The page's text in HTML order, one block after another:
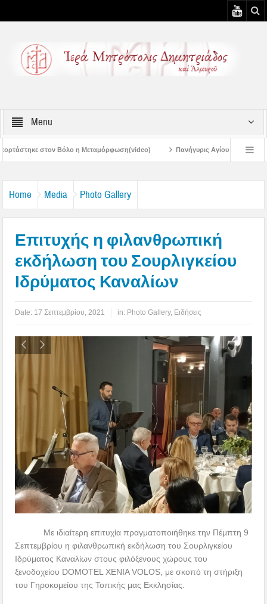
Menu
Μεταμόρφωση(video) Πανήγυρις Αγίου Καλλινίκου Μητροπολίτου Εδέσσης
Home Media Photo Gallery
Επιτυχής η φιλανθρωπική
εκδήλωση του Σουρλιγκείου
Ιδρύματος Καναλίων
Date: 17 Σεπτεμβρίου, 2021 in: Photo Gallery, Ειδήσεις
Με ιδιαίτερη επιτυχία πραγματοποιήθηκε την Πέμπτη 9
Σεπτεμβρίου η φιλανθρωπική εκδήλωση του Σουρλιγκείου
Ιδρύματος Καναλίων στους φιλόξενους χώρους του
ξενοδοχείου DOMOTEL XENIA VOLOS, με σκοπό τη στήριξη
του Γηροκομείου της Τοπικής μας Εκκλησίας.